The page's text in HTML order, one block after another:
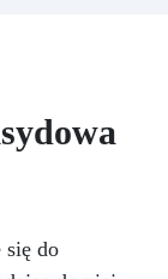
Ciekły
mPas 1900
żelowania
Pełne
oraz
się do